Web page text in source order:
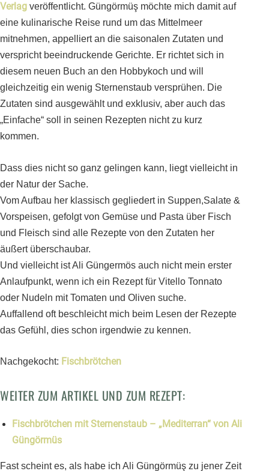
Verlag veröffentlicht. Güngörmüş möchte mich damit auf
eine kulinarische Reise rund um das Mittelmeer
mitnehmen, appelliert an die saisonalen Zutaten und
verspricht beeindruckende Gerichte. Er richtet sich in
diesem neuen Buch an den Hobbykoch und will
gleichzeitig ein wenig Sternenstaub versprühen. Die
Zutaten sind ausgewählt und exklusiv, aber auch das
„Einfache“ soll in seinen Rezepten nicht zu kurz
kommen.
Dass dies nicht so ganz gelingen kann, liegt vielleicht in
der Natur der Sache.
Vom Aufbau her klassisch gegliedert in Suppen,Salate &
Vorspeisen, gefolgt von Gemüse und Pasta über Fisch
und Fleisch sind alle Rezepte von den Zutaten her
äußert überschaubar.
Und vielleicht ist Ali Güngermös auch nicht mein erster
Anlaufpunkt, wenn ich ein Rezept für Vitello Tonnato
oder Nudeln mit Tomaten und Oliven suche.
Auffallend oft beschleicht mich beim Lesen der Rezepte
das Gefühl, dies schon irgendwie zu kennen.
Nachgekocht: Fischbrötchen
WEITER ZUM ARTIKEL UND ZUM REZEPT:
Fischbrötchen mit Sternenstaub – „Mediterran“ von Ali
Güngörmüs
Fast scheint es, als habe ich Ali Güngörmüş zu jener Zeit